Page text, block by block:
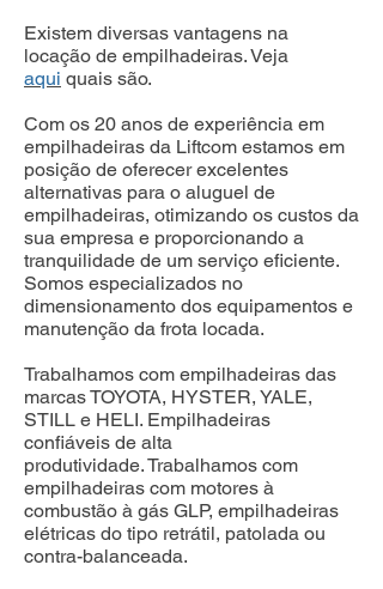
Existem diversas vantagens na
locação de empilhadeiras. Veja
aqui quais são.
Com os 20 anos de experiência em
empilhadeiras da Liftcom estamos em
posição de oferecer excelentes
alternativas para o aluguel de
empilhadeiras, otimizando os custos da
sua empresa e proporcionando a
tranquilidade de um serviço eficiente.
Somos especializados no
dimensionamento dos equipamentos e
manutenção da frota locada.
Trabalhamos com empilhadeiras das
marcas TOYOTA, HYSTER, YALE,
STILL e HELI. Empilhadeiras
confiáveis de alta
produtividade.Trabalhamos com
empilhadeiras com motores à
combustão à gás GLP, empilhadeiras
elétricas do tipo retrátil, patolada ou
contra-balanceada.